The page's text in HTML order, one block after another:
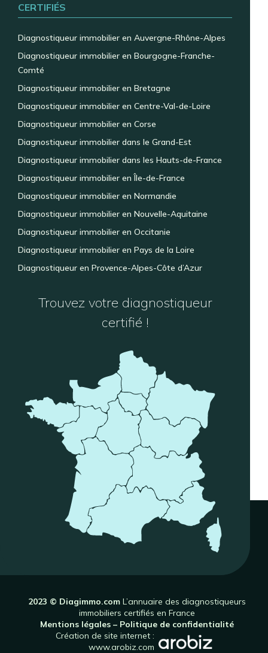
CERTIFIÉS
Diagnostiqueur immobilier en Auvergne-Rhône-Alpes
Diagnostiqueur immobilier en Bourgogne-Franche-
Comté
Diagnostiqueur immobilier en Bretagne
Diagnostiqueur immobilier en Centre-Val-de-Loire
Diagnostiqueur immobilier en Corse
Diagnostiqueur immobilier dans le Grand-Est
Diagnostiqueur immobilier dans les Hauts-de-France
Diagnostiqueur immobilier en Île-de-France
Diagnostiqueur immobilier en Normandie
Diagnostiqueur immobilier en Nouvelle-Aquitaine
Diagnostiqueur immobilier en Occitanie
Diagnostiqueur immobilier en Pays de la Loire
Diagnostiqueur en Provence-Alpes-Côte d’Azur
Trouvez votre diagnostiqueur
certifié !
2023 © Diagimmo.com L’annuaire des diagnostiqueurs
immobiliers certifiés en France
Mentions légales – Politique de confidentialité
Création de site internet :
www.arobiz.com